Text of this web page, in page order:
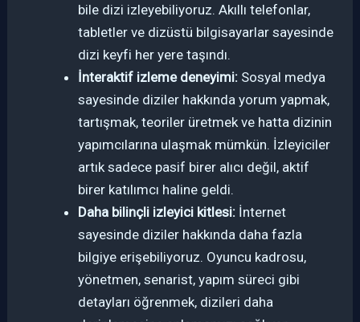
bile dizi izleyebiliyoruz. Akıllı telefonlar,
tabletler ve dizüstü bilgisayarlar sayesinde
dizi keyfi her yere taşındı.
İnteraktif izleme deneyimi: Sosyal medya
sayesinde diziler hakkında yorum yapmak,
tartışmak, teoriler üretmek ve hatta dizinin
yapımcılarına ulaşmak mümkün. İzleyiciler
artık sadece pasif birer alıcı değil, aktif
birer katılımcı haline geldi.
Daha bilinçli izleyici kitlesi: İnternet
sayesinde diziler hakkında daha fazla
bilgiye erişebiliyoruz. Oyuncu kadrosu,
yönetmen, senarist, yapım süreci gibi
detayları öğrenmek, dizileri daha